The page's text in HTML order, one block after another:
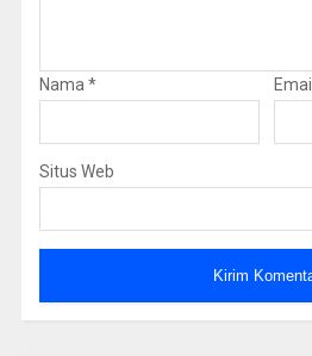
Nama* Email
Situs Web